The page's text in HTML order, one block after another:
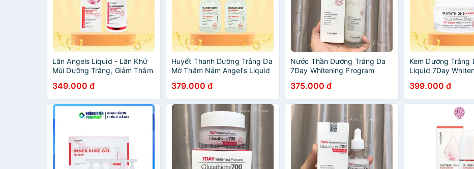
Lăn Angels Liquid - Lăn Khử
Mùi Dưỡng Trắng, Giảm Thâm
Niacinamide Fresh Deodorant
349.000 đ
Huyết Thanh Dưỡng Trắng Da
Mờ Thâm Nám Angel's Liquid
700V Ampoule 30ml
379.000 đ
Nước Thần Dưỡng Trắng Da
7Day Whitening Program
Essence 150ml
375.000 đ
Kem Dưỡng Trắng
Liquid 7Day
Niacinamide 700V
50ML
399.000 đ